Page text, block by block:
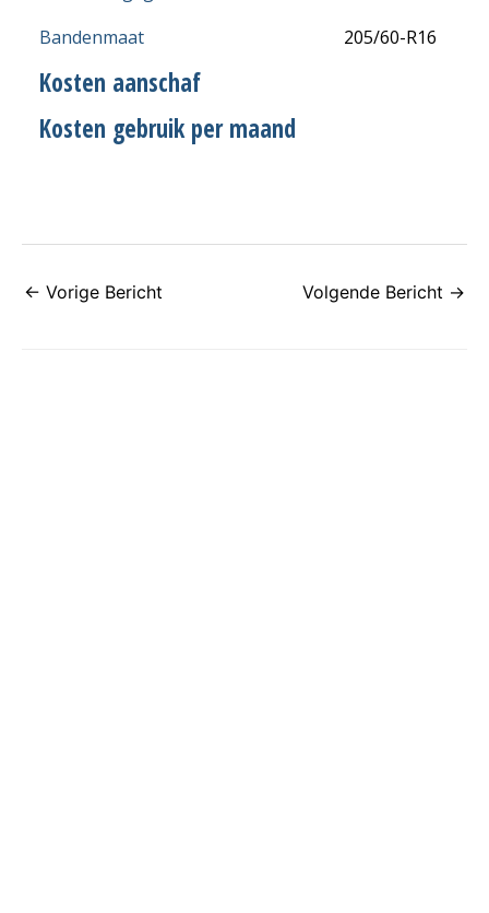
Bandenmaat
205/60-R16
Kosten aanschaf
Kosten gebruik per maand
← Vorige Bericht Volgende Bericht →